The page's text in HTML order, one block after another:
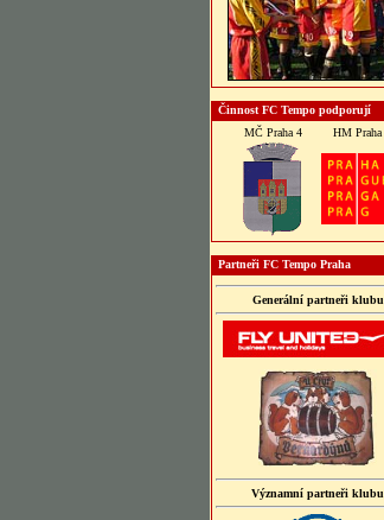
Činnost FC Tempo podporují
MČ Praha 4
HM Praha
Partneři FC Tempo Praha
Generální partneři klubu
Významní partneři klubu